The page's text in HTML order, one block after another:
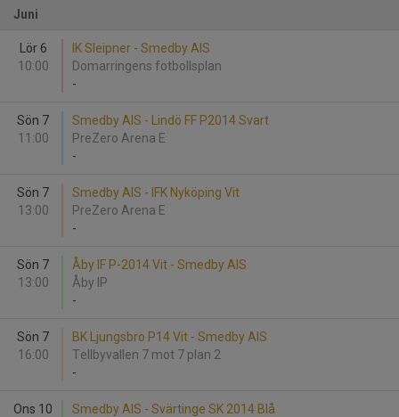
Juni
Lör 6
10:00
IK Sleipner - Smedby AIS
Domarringens fotbollsplan
-
Sön 7
11:00
Smedby AIS - Lindö FF P2014 Svart
PreZero Arena E
-
Sön 7
13:00
Smedby AIS - IFK Nyköping Vit
PreZero Arena E
-
Sön 7
13:00
Åby IF P-2014 Vit - Smedby AIS
Åby IP
-
Sön 7
16:00
BK Ljungsbro P14 Vit - Smedby AIS
Tellbyvallen 7 mot 7 plan 2
-
Ons 10
Smedby AIS - Svärtinge SK 2014 Blå